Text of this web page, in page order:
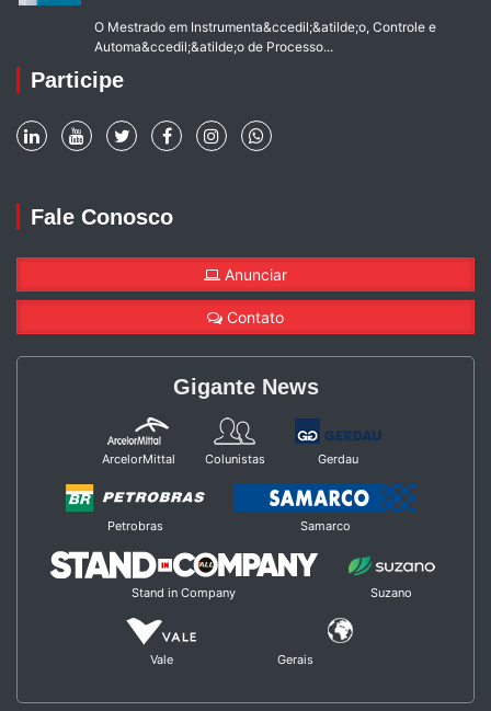
O Mestrado em Instrumenta&ccedil;&atilde;o, Controle e
Automa&ccedil;&atilde;o de Processo...
Participe
Fale Conosco
Anunciar
Contato
Gigante News
ArcelorMittal Colunistas Gerdau
Petrobras Samarco
Stand in Company Suzano
Vale Gerais